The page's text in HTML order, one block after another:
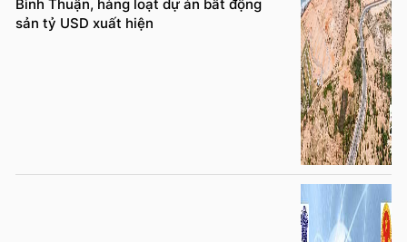
Bình Thuận, hàng loạt dự án bất động
sản tỷ USD xuất hiện